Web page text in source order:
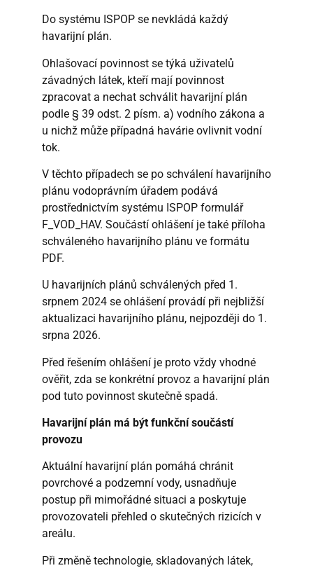
Do systému ISPOP se nevkládá každý
havarijní plán.
Ohlašovací povinnost se týká uživatelů
závadných látek, kteří mají povinnost
zpracovat a nechat schválit havarijní plán
podle § 39 odst. 2 písm. a) vodního zákona a
u nichž může případná havárie ovlivnit vodní
tok.
V těchto případech se po schválení havarijního
plánu vodoprávním úřadem podává
prostřednictvím systému ISPOP formulář
F_VOD_HAV. Součástí ohlášení je také příloha
schváleného havarijního plánu ve formátu
PDF.
U havarijních plánů schválených před 1.
srpnem 2024 se ohlášení provádí při nejbližší
aktualizaci havarijního plánu, nejpozději do 1.
srpna 2026.
Před řešením ohlášení je proto vždy vhodné
ověřit, zda se konkrétní provoz a havarijní plán
pod tuto povinnost skutečně spadá.
Havarijní plán má být funkční součástí
provozu
Aktuální havarijní plán pomáhá chránit
povrchové a podzemní vody, usnadňuje
postup při mimořádné situaci a poskytuje
provozovateli přehled o skutečných rizicích v
areálu.
Při změně technologie, skladovaných látek,